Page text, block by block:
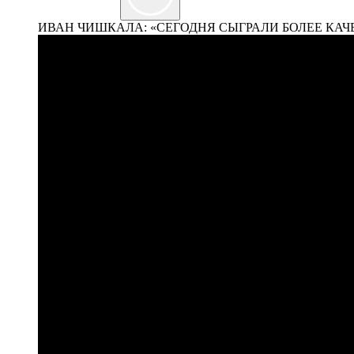
ИВАН ЧИШКАЛА: «СЕГОДНЯ СЫГРАЛИ БОЛЕЕ